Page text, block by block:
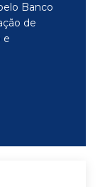
Banco
de
e